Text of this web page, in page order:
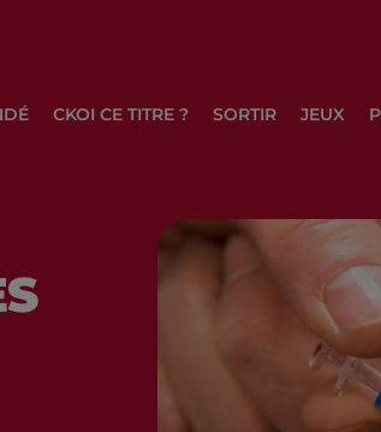
CKOI CE TITRE ? SORTIR JEUX